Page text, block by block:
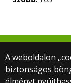
A weboldalon
biztonságos
© 2022
1075